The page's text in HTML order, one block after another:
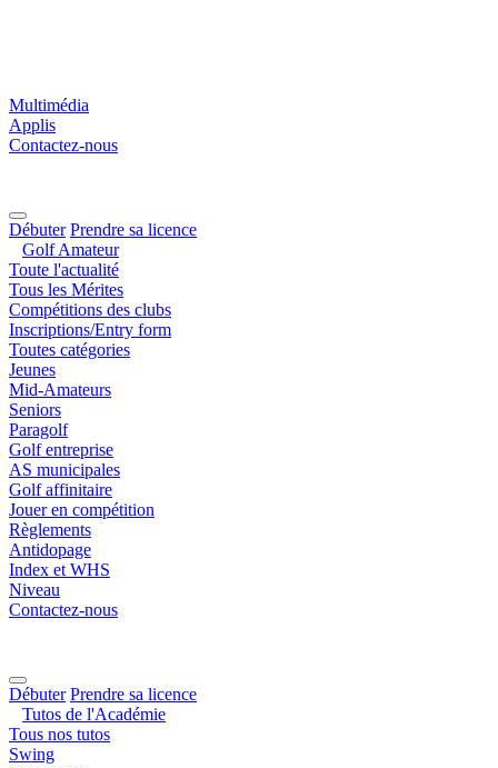
Multimédia
Applis
Contactez-nous
Débuter Prendre sa licence
Golf Amateur
Toute l'actualité
Tous les Mérites
Compétitions des clubs
Inscriptions/Entry form
Toutes catégories
Jeunes
Mid-Amateurs
Seniors
Paragolf
Golf entreprise
AS municipales
Golf affinitaire
Jouer en compétition
Règlements
Antidopage
Index et WHS
Niveau
Contactez-nous
Débuter Prendre sa licence
Tutos de l'Académie
Tous nos tutos
Swing